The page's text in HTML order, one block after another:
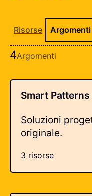
Risorse Argomenti
4Argomenti
Tutti gli
Smart Patterns
Soluzioni
originale.
3 risorse